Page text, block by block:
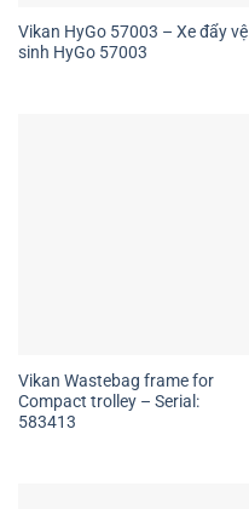
Vikan HyGo 57003 – Xe đẩy vệ
sinh HyGo 57003
Vikan Wastebag frame for
Compact trolley – Serial:
583413